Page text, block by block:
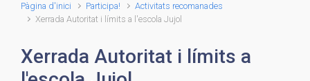
Pàgina d'inici Participa!
Activitats recomanades
Xerrada Autoritat i límits a l'escola Jujol
Xerrada Autoritat i límits a